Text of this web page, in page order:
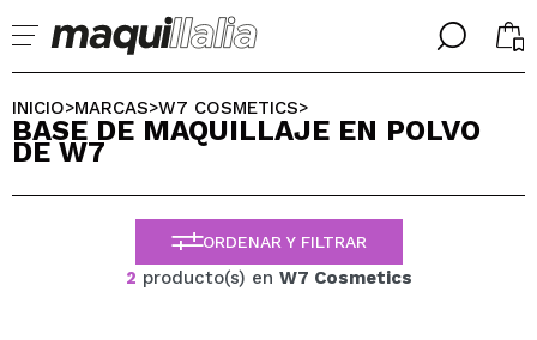
╳
Ya soy #maquilover, tengo cuenta
BIENVENIDX!
╳
SELECCIONA TU IDIOMA
ENGLISH
FRANCES
ALEMAN
ITALIANO
INICIO>MARCAS>W7 COSMETICS>
BASE DE MAQUILLAJE EN POLVO
DE W7
ORDENAR Y FILTRAR
2 producto(s) en W7 Cosmetics